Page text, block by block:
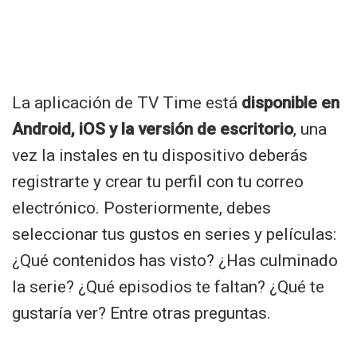
La aplicación de TV Time está disponible en
Android, iOS y la versión de escritorio, una
vez la instales en tu dispositivo deberás
registrarte y crear tu perfil con tu correo
electrónico. Posteriormente, debes
seleccionar tus gustos en series y películas:
¿Qué contenidos has visto? ¿Has culminado
la serie? ¿Qué episodios te faltan? ¿Qué te
gustaría ver? Entre otras preguntas.